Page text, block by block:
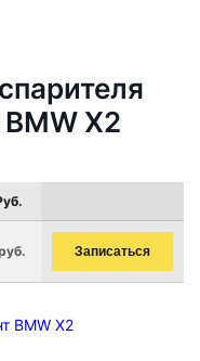
X2
Записаться
BMW X2